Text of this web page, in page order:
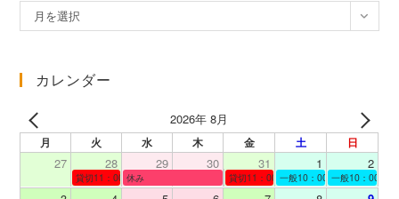
ー
イ
月を選択
カレンダー
2026年 8月
月 火 水 木 金 土 日
27 28 29 30 31 1 2
貸切11：00～12：00
休み 貸切11：00～12：00一般10：00～19：00
一般10：00～